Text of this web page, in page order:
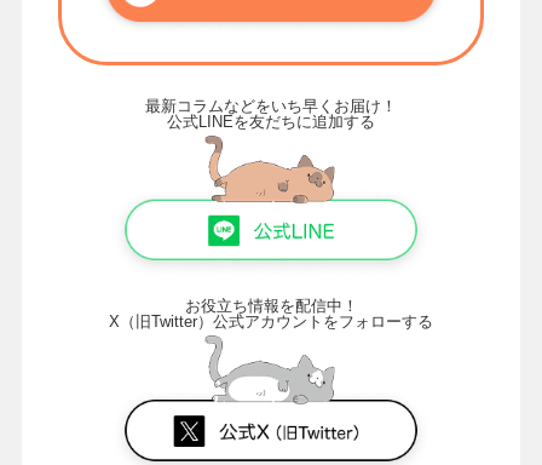
最新コラムなどをいち早くお届け！
公式LINEを友だちに追加する
お役立ち情報を配信中！
X（旧Twitter）公式アカウントをフォローする